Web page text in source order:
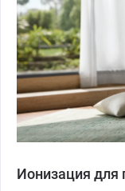
Ионизация для